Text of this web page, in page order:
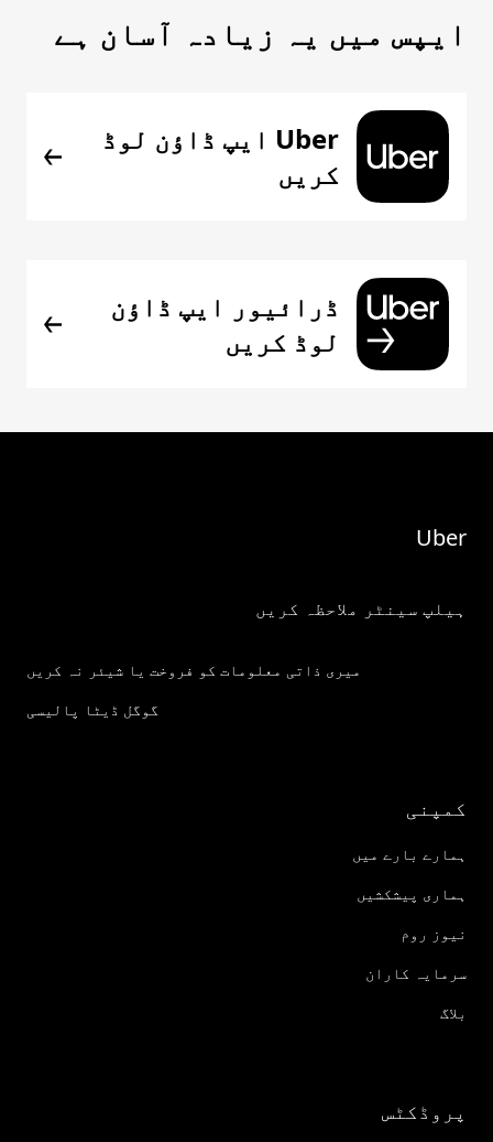
ایپس میں یہ زیادہ آسان ہے
Uber ایپ ڈاؤن لوڈ
کریں
ڈرائیور ایپ ڈاؤن
لوڈ کریں
Uber
ہیلپ سینٹر ملاحظہ کریں
میری ذاتی معلومات کو فروخت یا شیئر نہ کریں
گوگل ڈیٹا پالیسی
کمپنی
ہمارے بارے میں
ہماری پیشکشیں
نیوز روم
سرمایہ کاران
بلاگ
پروڈکٹس